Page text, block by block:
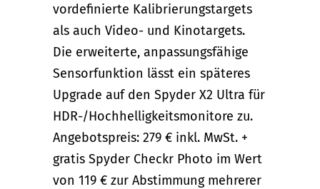
vordefinierte Kalibrierungstargets
als auch Video- und Kinotargets.
Die erweiterte, anpassungsfähige
Sensorfunktion lässt ein späteres
Upgrade auf den Spyder X2 Ultra für
HDR-/Hochhelligkeitsmonitore zu.
Angebotspreis: 279 € inkl. MwSt. +
gratis Spyder Checkr Photo im Wert
von 119 € zur Abstimmung mehrerer